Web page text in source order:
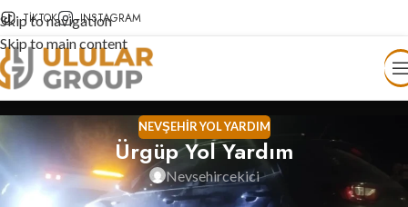
Skip to navigation
Skip to main content
TIKTOK INSTAGRAM
NEVŞEHIR YOL YARDIM
Ürgüp Yol Yardım
Nevsehircekici